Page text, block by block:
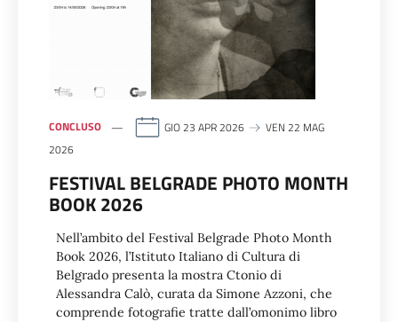
CONCLUSO GIO 23 APR 2026
VEN 22 MAG
2026
FESTIVAL BELGRADE PHOTO MONTH
BOOK 2026
Nell’ambito del Festival Belgrade Photo Month
Book 2026, l’Istituto Italiano di Cultura di
Belgrado presenta la mostra Ctonio di
Alessandra Calò, curata da Simone Azzoni, che
comprende fotografie tratte dall’omonimo libro